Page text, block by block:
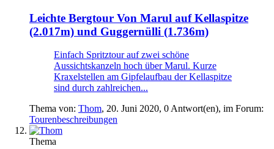
Leichte Bergtour Von Marul auf Kellaspitze
(2.017m) und Guggernülli (1.736m)
Einfach Spritztour auf zwei schöne
Aussichtskanzeln hoch über Marul. Kurze
Kraxelstellen am Gipfelaufbau der Kellaspitze
sind durch zahlreichen...
Thema von: Thom, 20. Juni 2020, 0 Antwort(en), im Forum:
Tourenbeschreibungen
Thema